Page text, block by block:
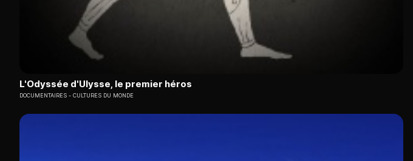
L'Odyssée d'Ulysse, le premier héros
DOCUMENTAIRES CULTURES DU MONDE